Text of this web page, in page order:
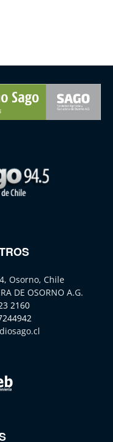
Osorno, Chile
DE OSORNO A.G.
2160